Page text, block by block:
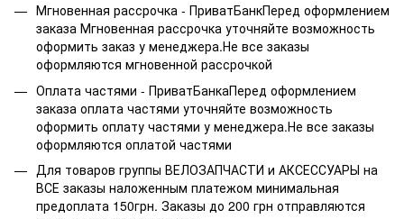
Мгновенная рассрочка - ПриватБанкПеред оформлением
заказа Мгновенная рассрочка уточняйте возможность
оформить заказ у менеджера.Не все заказы
оформляются мгновенной рассрочкой
Оплата частями - ПриватБанкаПеред оформлением
заказа оплата частями уточняйте возможность
оформить оплату частями у менеджера.Не все заказы
оформляются оплатой частями
Для товаров группы ВЕЛОЗАПЧАСТИ и АКСЕССУАРЫ на
ВСЕ заказы наложенным платежом минимальная
предоплата 150грн. Заказы до 200 грн отправляются